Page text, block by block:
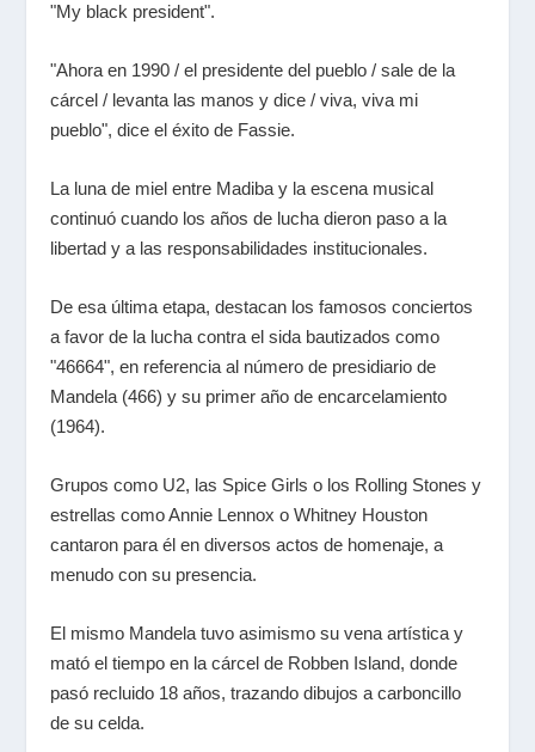
"My black president".
"Ahora en 1990 / el presidente del pueblo / sale de la
cárcel / levanta las manos y dice / viva, viva mi
pueblo", dice el éxito de Fassie.
La luna de miel entre Madiba y la escena musical
continuó cuando los años de lucha dieron paso a la
libertad y a las responsabilidades institucionales.
De esa última etapa, destacan los famosos conciertos
a favor de la lucha contra el sida bautizados como
"46664", en referencia al número de presidiario de
Mandela (466) y su primer año de encarcelamiento
(1964).
Grupos como U2, las Spice Girls o los Rolling Stones y
estrellas como Annie Lennox o Whitney Houston
cantaron para él en diversos actos de homenaje, a
menudo con su presencia.
El mismo Mandela tuvo asimismo su vena artística y
mató el tiempo en la cárcel de Robben Island, donde
pasó recluido 18 años, trazando dibujos a carboncillo
de su celda.